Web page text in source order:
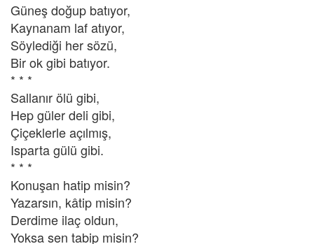
Güneş doğup batıyor,
Kaynanam laf atıyor,
Söylediği her sözü,
Bir ok gibi batıyor.
* * *
Sallanır ölü gibi,
Hep güler deli gibi,
Çiçeklerle açılmış,
Isparta gülü gibi.
* * *
Konuşan hatip misin?
Yazarsın, kâtip misin?
Derdime ilaç oldun,
Yoksa sen tabip misin?